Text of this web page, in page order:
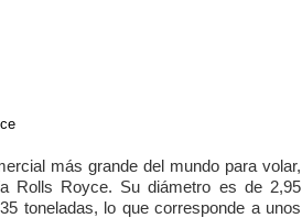
más grande del mundo para volar,
Rolls Royce. Su diámetro es de 2,95
toneladas, lo que corresponde a unos